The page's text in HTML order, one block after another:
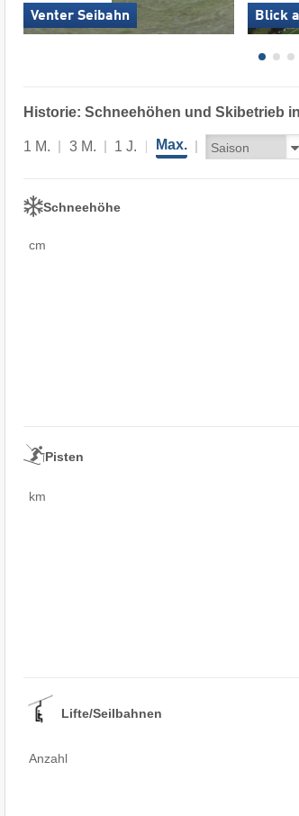
Venter Seibahn Blick
Historie: Schneehöhen und Skibetrieb
1 M. 3 M. 1 J. Max.
Schneehöhe
cm
Pisten
km
Lifte/Seilbahnen
Anzahl